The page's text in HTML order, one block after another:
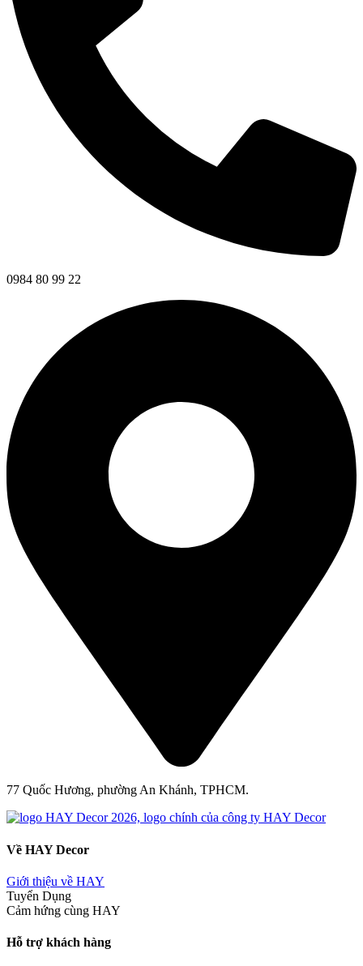
0984 80 99 22
77 Quốc Hương, phường An Khánh, TPHCM.
Về HAY Decor
Giới thiệu về HAY
Tuyển Dụng
Cảm hứng cùng HAY
Hỗ trợ khách hàng